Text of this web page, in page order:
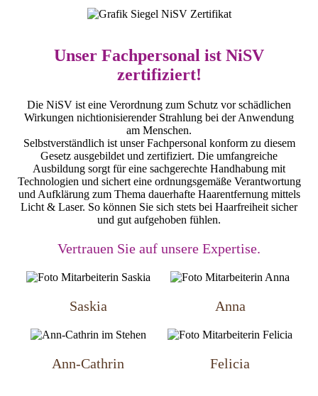
Unser Fachpersonal ist NiSV
zertifiziert!
Die NiSV ist eine Verordnung zum Schutz vor schädlichen
Wirkungen nichtionisierender Strahlung bei der Anwendung
am Menschen.
Selbstverständlich ist unser Fachpersonal konform zu diesem
Gesetz ausgebildet und zertifiziert. Die umfangreiche
Ausbildung sorgt für eine sachgerechte Handhabung mit
Technologien und sichert eine ordnungsgemäße Verantwortung
und Aufklärung zum Thema dauerhafte Haarentfernung mittels
Licht & Laser. So können Sie sich stets bei Haarfreiheit sicher
und gut aufgehoben fühlen.
Vertrauen Sie auf unsere Expertise.
Saskia Anna
Ann-Cathrin Felicia